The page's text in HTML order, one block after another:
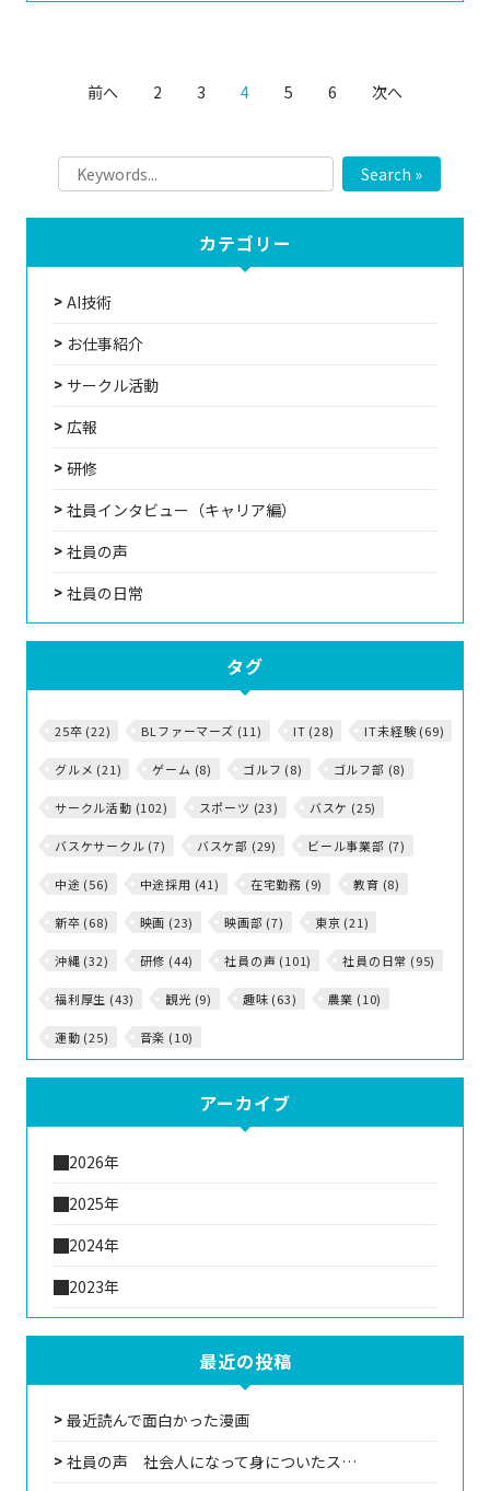
前へ 2 3 4 5 6 次へ
Search »
カテゴリー
AI技術
お仕事紹介
サークル活動
広報
研修
社員インタビュー（キャリア編）
社員の声
社員の日常
タグ
25卒 (22) BLファーマーズ (11) IT (28) IT未経験 (69)
グルメ (21) ゲーム (8) ゴルフ (8) ゴルフ部 (8)
サークル活動 (102) スポーツ (23) バスケ (25)
バスケサークル (7) バスケ部 (29) ビール事業部 (7)
中途 (56) 中途採用 (41) 在宅勤務 (9) 教育 (8)
新卒 (68) 映画 (23) 映画部 (7) 東京 (21)
沖縄 (32) 研修 (44) 社員の声 (101) 社員の日常 (95)
福利厚生 (43) 観光 (9) 趣味 (63) 農業 (10)
運動 (25) 音楽 (10)
アーカイブ
2026年
2025年
2024年
2023年
最近の投稿
最近読んで面白かった漫画
社員の声 社会人になって身についたス…